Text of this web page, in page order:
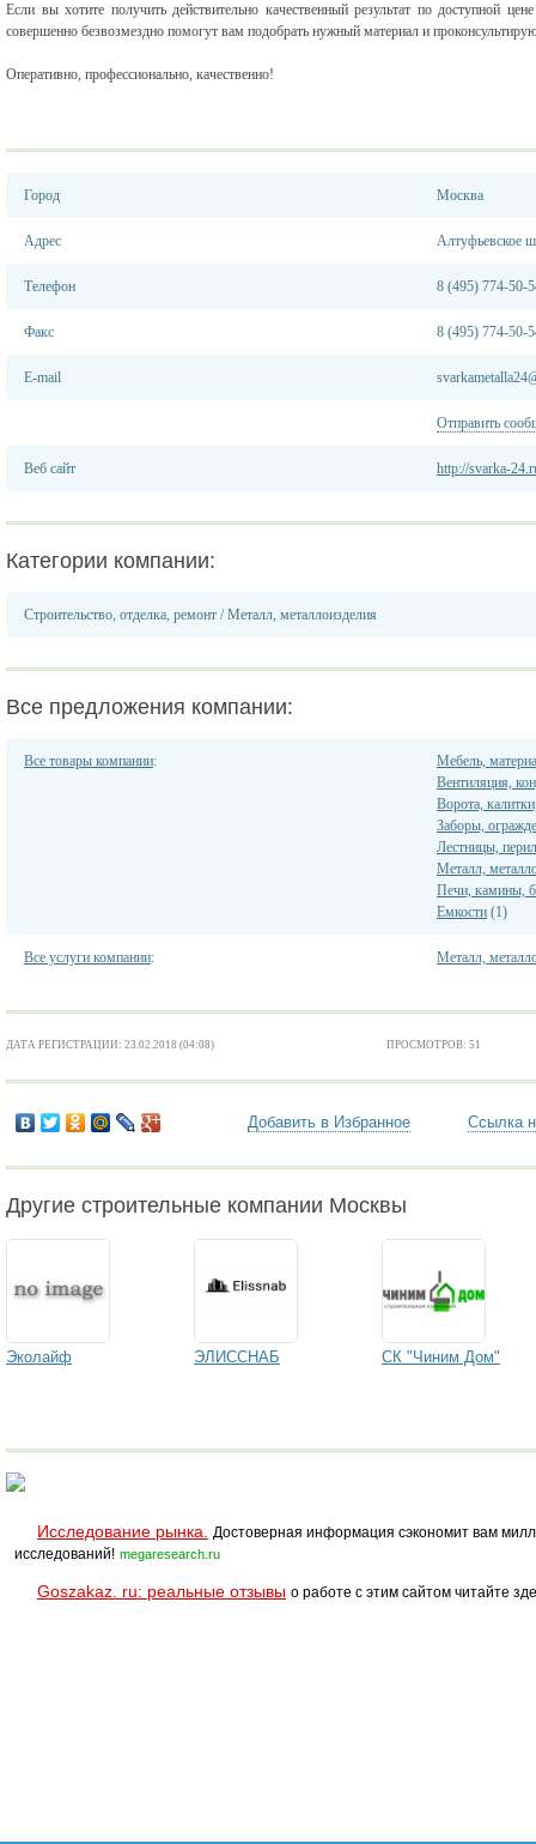
Если вы хотите получить действительно качественный результат по доступной
совершенно безвозмездно помогут вам подобрать нужный материал и
Оперативно, профессионально, качественно!
Город Москва
Адрес Алтуфьевское
Телефон 8 (495) 774-50-
Факс 8 (495) 774-50-
E-mail
Отправить
Веб сайт http://svarka-
Категории компании:
Строительство, отделка, ремонт /Металл, металлоизделия
Все предложения компании:
Все товары компании:
Мебель,
Вентиляция,
Ворота,
Заборы,
Лестницы,
Металл,
Печи, камины,
Емкости (1)
Все услуги компании: Металл,
ДАТА РЕГИСТРАЦИИ: 23.02.2018 (04:08) ПРОСМОТРОВ: 51
Добавить в Избранное Ссылка
Другие строительные компании Москвы
Эколайф ЭЛИССНАБ СК "Чиним Дом"
Исследование рынка.
Достоверная информация сэкономит вам
исследований! megaresearch.ru
Goszakaz. ru: реальные отзывы о работе с этим сайтом читайте